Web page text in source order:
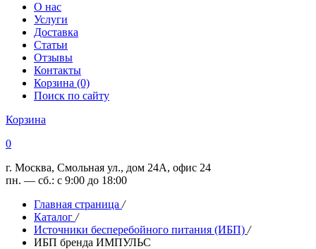
О нас
Услуги
Доставка
Статьи
Отзывы
Контакты
Корзина (0)
Поиск по сайту
Корзина
0
г. Москва, Смольная ул., дом 24А, офис 24
пн. — сб.: с 9:00 до 18:00
Главная страница /
Каталог /
Источники бесперебойного питания (ИБП) /
ИБП бренда ИМПУЛЬС